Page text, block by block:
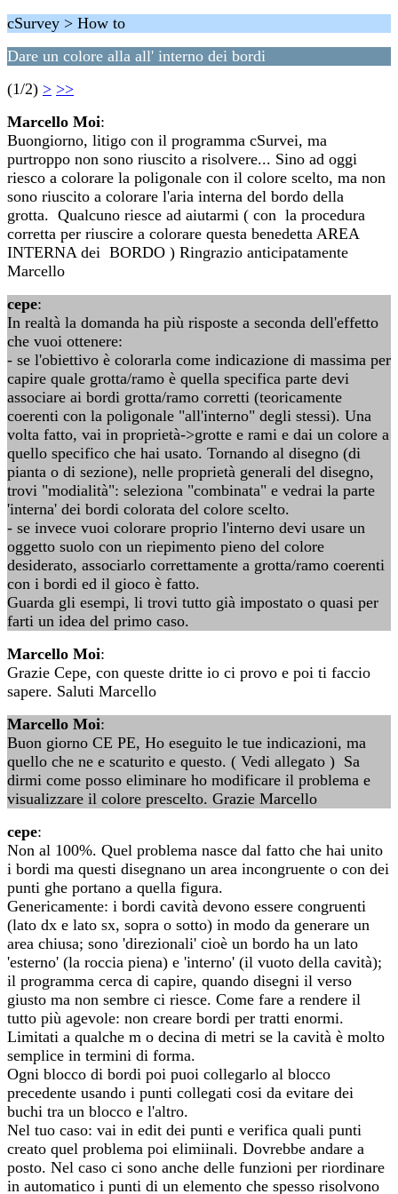
cSurvey > How to
Dare un colore alla all' interno dei bordi
(1/2) > >>
Marcello Moi:
Buongiorno, litigo con il programma cSurvei, ma
purtroppo non sono riuscito a risolvere... Sino ad oggi
riesco a colorare la poligonale con il colore scelto, ma non
sono riuscito a colorare l'aria interna del bordo della
grotta. Qualcuno riesce ad aiutarmi ( con la procedura
corretta per riuscire a colorare questa benedetta AREA
INTERNA dei BORDO ) Ringrazio anticipatamente
Marcello
cepe:
In realtà la domanda ha più risposte a seconda dell'effetto
che vuoi ottenere:
- se l'obiettivo è colorarla come indicazione di massima per
capire quale grotta/ramo è quella specifica parte devi
associare ai bordi grotta/ramo corretti (teoricamente
coerenti con la poligonale "all'interno" degli stessi). Una
volta fatto, vai in proprietà->grotte e rami e dai un colore a
quello specifico che hai usato. Tornando al disegno (di
pianta o di sezione), nelle proprietà generali del disegno,
trovi "modialità": seleziona "combinata" e vedrai la parte
'interna' dei bordi colorata del colore scelto.
- se invece vuoi colorare proprio l'interno devi usare un
oggetto suolo con un riepimento pieno del colore
desiderato, associarlo correttamente a grotta/ramo coerenti
con i bordi ed il gioco è fatto.
Guarda gli esempi, li trovi tutto già impostato o quasi per
farti un idea del primo caso.
Marcello Moi:
Grazie Cepe, con queste dritte io ci provo e poi ti faccio
sapere. Saluti Marcello
Marcello Moi:
Buon giorno CE PE, Ho eseguito le tue indicazioni, ma
quello che ne e scaturito e questo. ( Vedi allegato ) Sa
dirmi come posso eliminare ho modificare il problema e
visualizzare il colore prescelto. Grazie Marcello
cepe:
Non al 100%. Quel problema nasce dal fatto che hai unito
i bordi ma questi disegnano un area incongruente o con dei
punti ghe portano a quella figura.
Genericamente: i bordi cavità devono essere congruenti
(lato dx e lato sx, sopra o sotto) in modo da generare un
area chiusa; sono 'direzionali' cioè un bordo ha un lato
'esterno' (la roccia piena) e 'interno' (il vuoto della cavità);
il programma cerca di capire, quando disegni il verso
giusto ma non sembre ci riesce. Come fare a rendere il
tutto più agevole: non creare bordi per tratti enormi.
Limitati a qualche m o decina di metri se la cavità è molto
semplice in termini di forma.
Ogni blocco di bordi poi puoi collegarlo al blocco
precedente usando i punti collegati cosi da evitare dei
buchi tra un blocco e l'altro.
Nel tuo caso: vai in edit dei punti e verifica quali punti
creato quel problema poi elimiinali. Dovrebbe andare a
posto. Nel caso ci sono anche delle funzioni per riordinare
in automatico i punti di un elemento che spesso risolvono